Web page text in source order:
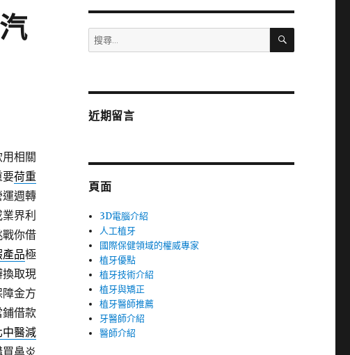
相關
要荷重
週轉
界利
你借
品極
換取現
金方
借款
中醫減
鼻炎
搜
尋
字:
搜
近期留言
頁面
3D電腦介紹
人工植牙
國際保健領域的權威專家
植牙優點
植牙技術介紹
植牙與矯正
植牙醫師推薦
牙醫師介紹
醫師介紹